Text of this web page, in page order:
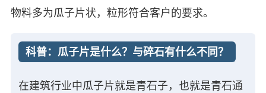
物料多为瓜子片状，粒形符合客户的要求。
科普：瓜子片是什么？与碎石有什么不同？
在建筑行业中瓜子片就是青石子，也就是青石通